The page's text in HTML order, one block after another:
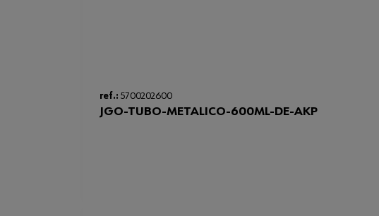
ref.: 5700202600
JGO-TUBO-METALICO-600ML-DE-AKP